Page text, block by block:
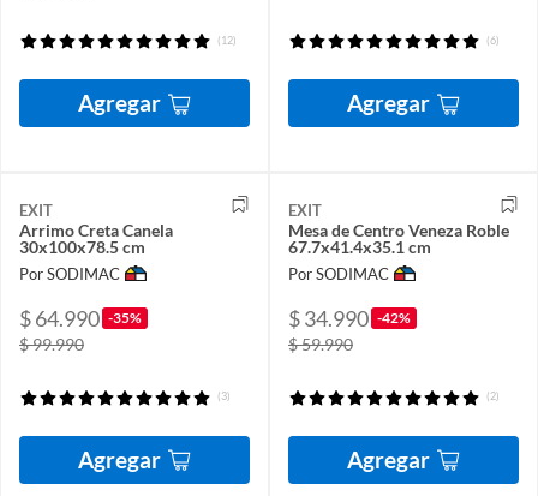
(12)
Agregar
(6)
Agregar
EXIT
Arrimo Creta Canela
30x100x78.5 cm
Por SODIMAC
$ 64.990 -35%
$ 99.990
(3)
Agregar
EXIT
Mesa de Centro Veneza Roble
67.7x41.4x35.1 cm
Por SODIMAC
$ 34.990 -42%
$ 59.990
(2)
Agregar